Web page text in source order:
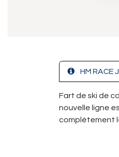
HM RACE
Fart de ski de
nouvelle ligne
complètement